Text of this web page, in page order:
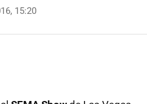
15:20